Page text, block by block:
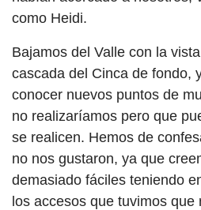
como Heidi.
Bajamos del Valle con la
cascada del Cinca de fondo,
conocer nuevos puntos de
no realizaríamos pero que
se realicen. Hemos de
no nos gustaron, ya que
demasiado fáciles teniendo
los accesos que tuvimos que